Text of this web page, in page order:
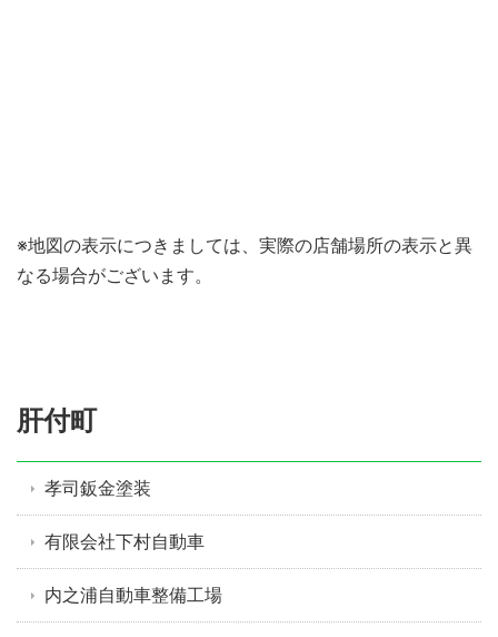
※地図の表示につきましては、実際の店舗場所の表示と異
なる場合がございます。
肝付町
孝司鈑金塗装
有限会社下村自動車
内之浦自動車整備工場